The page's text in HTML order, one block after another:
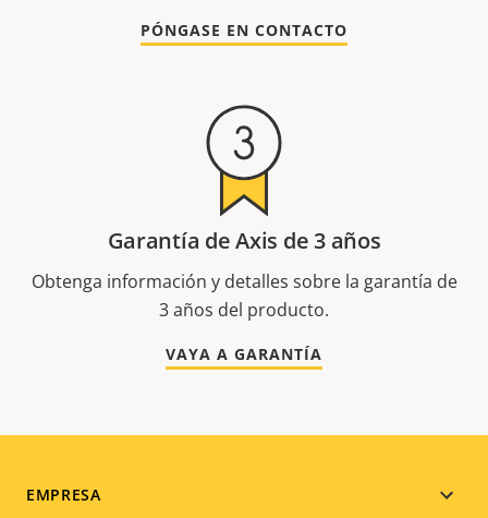
PÓNGASE EN CONTACTO
Garantía de Axis de 3 años
Obtenga información y detalles sobre la garantía de
3 años del producto.
VAYA A GARANTÍA
Footer
EMPRESA